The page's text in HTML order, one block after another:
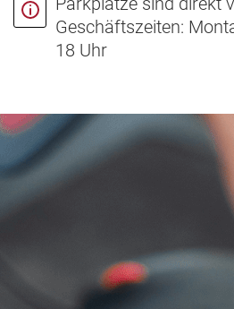
Geschäftszeiten:
18 Uhr